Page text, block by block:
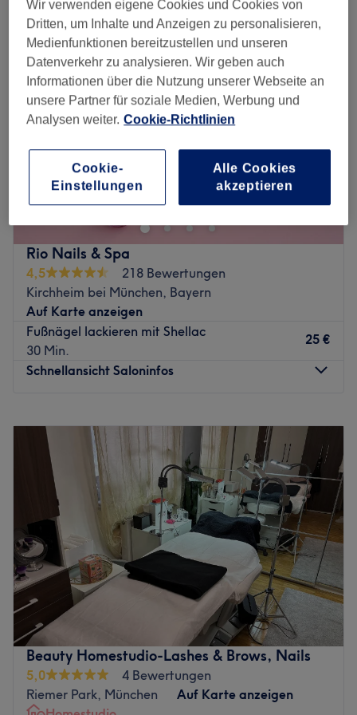
gel pediküre in der Nähe von Feldkirchen, München und Umland
Rio Nails & Spa
4,5
218 Bewertungen
Kirchheim bei München, Bayern
Auf Karte anzeigen
Fußnägel lackieren mit Shellac
30 Min.
25 €
Schnellansicht Saloninfos
Dienstag
10:00–
19:00
Mittwoch
10:00
19:00
Donnerstag
10:00–19:00
Freitag
10:00–19:00
Samstag
10:00–16:00
Sonntag
Geschlossen
Entdecke den perfekten Look für deine Nägel und
Wimpern – mitten im Herzen von Kirchheim bei München!
Das Nagelstudio bietet dir professionelle Nagelpflege,
innovative Designs und luxuriöse
Wimpernverlängerungen, die deinen Style auf das
nächste Level heben. Dazu kannst du auch noch
pflegende Gesichtsbehandlungen genießen und lästige
Härchen mittels Waxing beseitigen lassen.
Beauty Homestudio-Lashes & Brows, Nails
5,0
4 Bewertungen
Riemer Park, München
Auf Karte anzeigen
Wir verwenden eigene Cookies und Cookies von
Dritten, um Inhalte und Anzeigen zu personalisieren,
Medienfunktionen bereitzustellen und unseren
Datenverkehr zu analysieren. Wir geben auch
Informationen über die Nutzung unserer Webseite an
unsere Partner für soziale Medien, Werbung und
Analysen weiter. Cookie-Richtlinien
Cookie-
Einstellungen
Alle Cookies
akzeptieren